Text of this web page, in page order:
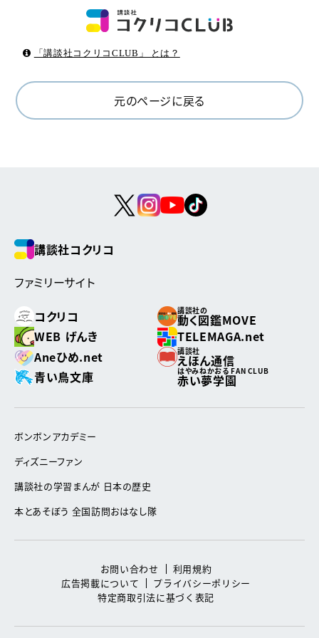
「講談社コクリコCLUB」 とは？
元のページに戻る
講談社コクリコ
ファミリーサイト
コクリコ
講談社の
動く図鑑MOVE
WEB げんき
TELEMAGA.net
Aneひめ.net
講談社
えほん通信
青い鳥文庫
はやみねかおる FAN CLUB
赤い夢学園
ボンボンアカデミー
ディズニーファン
講談社の学習まんが 日本の歴史
本とあそぼう 全国訪問おはなし隊
お問い合わせ
利用規約
広告掲載について
プライバシーポリシー
特定商取引法に基づく表記